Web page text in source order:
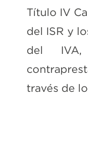
Título IV
del ISR y
del
través de